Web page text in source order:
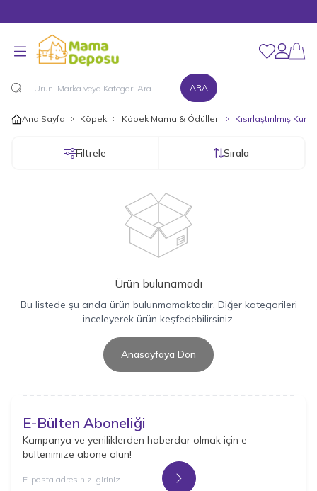
ARA
Hesabım
Favorilerim
Ana Sayfa Köpek Köpek Mama & Ödülleri Kısırlaştırılmış
Filtrele Sırala
Ürün bulunamadı
Bu listede şu anda ürün bulunmamaktadır. Diğer kategorileri
inceleyerek ürün keşfedebilirsiniz.
Anasayfaya Dön
E-Bülten Aboneliği
Kampanya ve yeniliklerden haberdar olmak için e-
bültenimize abone olun!
Kayıt Ol